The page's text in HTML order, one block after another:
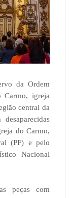
da Ordem
Carmo, igreja
central da
do Carmo,
(PF) e pelo
Nacional
peças com